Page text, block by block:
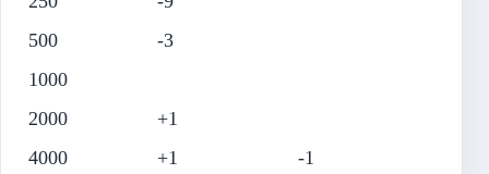
500
-3
1000
2000
+1
4000
+1
-1